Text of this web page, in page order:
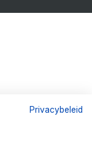
Privacybeleid